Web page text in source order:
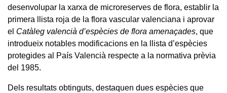
desenvolupar la xarxa de microreserves de flora, establir la
primera llista roja de la flora vascular valenciana i aprovar
el Catàleg valencià d’espècies de flora amenaçades, que
introdueix notables modificacions en la llista d’espècies
protegides al País Valencià respecte a la normativa prèvia
del 1985.
Dels resultats obtinguts, destaquen dues espècies que